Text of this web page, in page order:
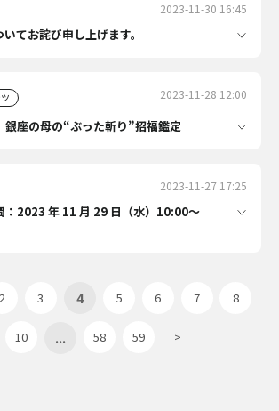
2023-11-30 16:45
てお詫び申し上げます。
2023-11-28 12:00
銀座の母の“ぶった斬り”招福鑑定
2023-11-27 17:25
：2023 年 11 月 29 日（水）10:00〜
2 3 4 5 6 7 8
10 ... 58 59 >